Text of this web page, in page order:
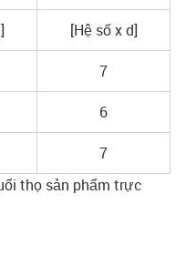
[Hệ số x d]
7
6
7
thọ sản phẩm trực